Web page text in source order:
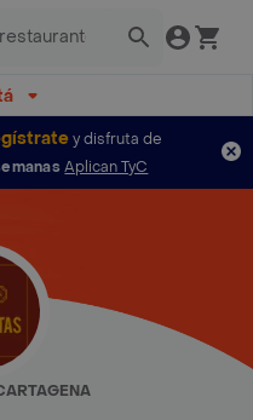
y disfruta de
Aplican TyC